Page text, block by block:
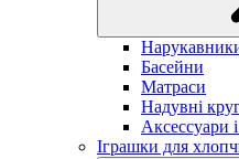
Басейни
Матраси
Надувні
Аксессуари
Іграшки для